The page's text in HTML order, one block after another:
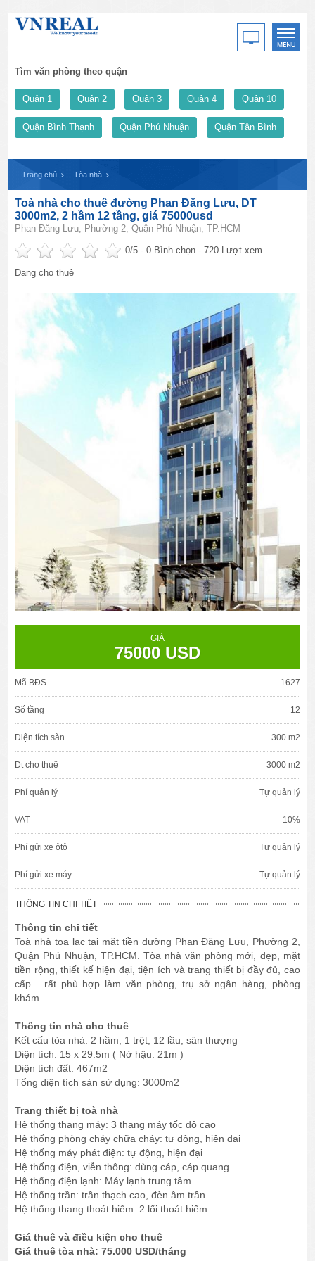
Tìm văn phòng theo quận
Quận 1 Quận 2 Quận 3 Quận 4 Quận 10
Quận Bình Thạnh Quận Phú Nhuận Quận Tân Bình
Trang chủ Tòa nhà
Toà nhà cho thuê đường Phan Đăng Lưu, DT
3000m2, 2 hầm 12 tầng, giá 75000usd
Phan Đăng Lưu, Phường 2, Quận Phú Nhuận, TP.HCM
0/5 -0 Bình chọn - 720 Lượt xem
Đang cho thuê
GIÁ
75000 USD
Mã BĐS 1627
Số tầng 12
Diện tích sàn 300 m2
Dt cho thuê 3000 m2
Phí quản lý Tự quản lý
VAT 10%
Phí gửi xe ôtô Tự quản lý
Phí gửi xe máy Tự quản lý
THÔNG TIN CHI TIẾT
Thông tin chi tiết
Toà nhà tọa lạc tại mặt tiền đường Phan Đăng Lưu, Phường 2,
Quận Phú Nhuận, TP.HCM. Tòa nhà văn phòng mới, đẹp, mặt
tiền rộng, thiết kế hiện đại, tiện ích và trang thiết bị đầy đủ, cao
cấp... rất phù hợp làm văn phòng, trụ sở ngân hàng, phòng
khám...
Thông tin nhà cho thuê
Kết cấu tòa nhà: 2 hầm, 1 trệt, 12 lầu, sân thượng
Diện tích: 15 x 29.5m ( Nở hậu: 21m )
Diện tích đất: 467m2
Tổng diện tích sàn sử dụng: 3000m2
Trang thiết bị toà nhà
Hệ thống thang máy: 3 thang máy tốc độ cao
Hệ thống phòng cháy chữa cháy: tự động, hiện đại
Hệ thống máy phát điện: tự động, hiện đại
Hệ thống điện, viễn thông: dùng cáp, cáp quang
Hệ thống điện lạnh: Máy lạnh trung tâm
Hệ thống trần: trần thạch cao, đèn âm trần
Hệ thống thang thoát hiểm: 2 lối thoát hiểm
Giá thuê và điều kiện cho thuê
Giá thuê tòa nhà: 75.000 USD/tháng